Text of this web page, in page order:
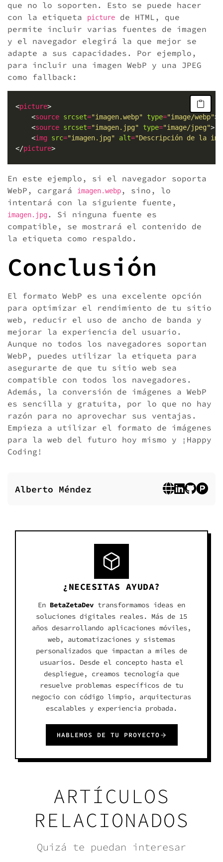
que no lo soporten. Esto se puede hacer
con la etiqueta
picture
de HTML, que
permite incluir varias fuentes de imagen
y el navegador elegirá la que mejor se
adapte a sus capacidades. Por ejemplo,
para incluir una imagen WebP y una JPEG
como fallback:
  <
picture
      <
source srcset="imagen.webp" type="image/webp"
      <
source srcset="imagen.jpg" type="image/jpeg"
      <
img src="imagen.jpg" alt="Descripción de la
  </
picture
En este ejemplo, si el navegador soporta
WebP, cargará
imagen.webp, sino, lo
intentará con la siguiente fuente,
imagen.jpg. Si ninguna fuente es
compatible, se mostrará el contenido de
la etiqueta como respaldo.
Conclusión
El formato WebP es una excelente opción
para optimizar el rendimiento de tu sitio
web, reducir el uso de ancho de banda y
mejorar la experiencia del usuario.
Aunque no todos los navegadores soportan
WebP, puedes utilizar la etiqueta para
asegurarte de que tu sitio web sea
compatible con todos los navegadores.
Además, la conversión de imágenes a WebP
es sencilla y gratuita, por lo que no hay
razón para no aprovechar sus ventajas.
Empieza a utilizar el formato de imágenes
para la web del futuro hoy mismo y ¡Happy
Coding!
Alberto Méndez
¿NECESITAS AYUDA?
En BetaZetaDev transformamos ideas en
soluciones digitales reales. Más de 15
años desarrollando aplicaciones móviles,
web, automatizaciones y sistemas
personalizados que impactan a miles de
usuarios. Desde el concepto hasta el
despliegue, creamos tecnología que
resuelve problemas específicos de tu
negocio con código limpio, arquitecturas
escalables y experiencia probada.
HABLEMOS DE TU PROYECTO
ARTÍCULOS
RELACIONADOS
Quizá te puedan interesar